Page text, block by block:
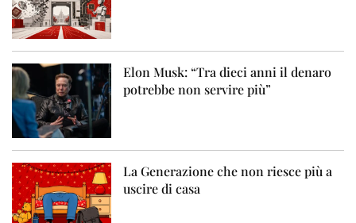
Elon Musk: “Tra dieci anni il denaro
potrebbe non servire più”
La Generazione che non riesce più a
uscire di casa